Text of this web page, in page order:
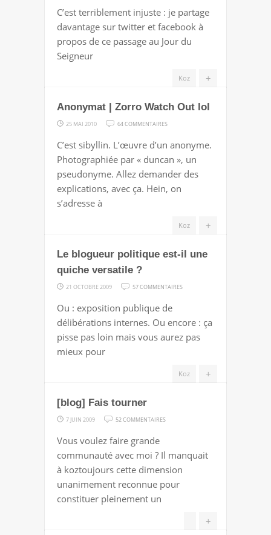
CONNAISSANCE
C’est terriblement injuste : je partage
davantage sur twitter et facebook à
propos de ce passage au Jour du
Seigneur
+
Koz
Anonymat | Zorro Watch Out lol
25 MAI 2010 64 COMMENTAIRES
ZORRO
WATCH
OUT
C’est sibyllin. L’œuvre d’un anonyme.
Photographiée par « duncan », un
pseudonyme. Allez demander des
explications, avec ça. Hein, on
s’adresse à
+
Koz
Le blogueur politique est-il une
quiche versatile ?
21 OCTOBRE 2009 57 COMMENTAIRES
POLITIQUE
EST-
UNE
Ou : exposition publique de
délibérations internes. Ou encore : ça
pisse pas loin mais vous aurez pas
mieux pour
+
Koz
[blog] Fais tourner
7 JUIN 2009 52 COMMENTAIRES
TOURNER
Vous voulez faire grande
communauté avec moi ? Il manquait
à koztoujours cette dimension
unanimement reconnue pour
constituer pleinement un
+